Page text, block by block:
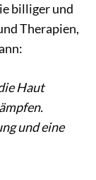
billiger und
Therapien,
Haut
und eine